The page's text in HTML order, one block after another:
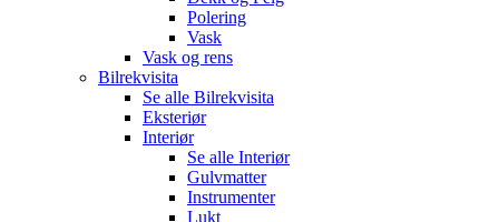
Polering
Vask
Vask og rens
Bilrekvisita
Se alle Bilrekvisita
Eksteriør
Interiør
Se alle Interiør
Gulvmatter
Instrumenter
Lukt